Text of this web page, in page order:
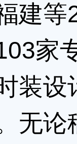
建
家
装
无